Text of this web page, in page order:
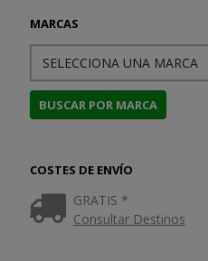
MARCAS
COSTES DE ENVÍO
GRATIS *
Consultar Destinos